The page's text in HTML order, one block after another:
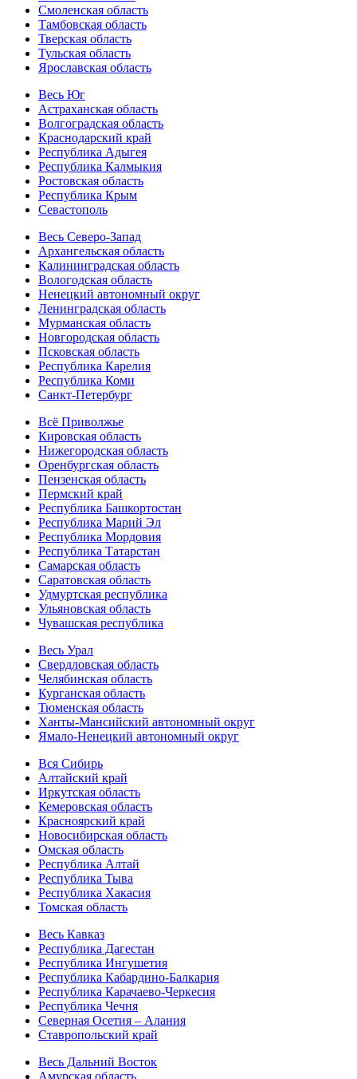
Смоленская область
Тамбовская область
Тверская область
Тульская область
Ярославская область
Весь Юг
Астраханская область
Волгоградская область
Краснодарский край
Республика Адыгея
Республика Калмыкия
Ростовская область
Республика Крым
Севастополь
Весь Северо-Запад
Архангельская область
Калининградская область
Вологодская область
Ненецкий автономный округ
Ленинградская область
Мурманская область
Новгородская область
Псковская область
Республика Карелия
Республика Коми
Санкт-Петербург
Всё Приволжье
Кировская область
Нижегородская область
Оренбургская область
Пензенская область
Пермский край
Республика Башкортостан
Республика Марий Эл
Республика Мордовия
Республика Татарстан
Самарская область
Саратовская область
Удмуртская республика
Ульяновская область
Чувашская республика
Весь Урал
Свердловская область
Челябинская область
Курганская область
Тюменская область
Ханты-Мансийский автономный округ
Ямало-Ненецкий автономный округ
Вся Сибирь
Алтайский край
Иркутская область
Кемеровская область
Красноярский край
Новосибирская область
Омская область
Республика Алтай
Республика Тыва
Республика Хакасия
Томская область
Весь Кавказ
Республика Дагестан
Республика Ингушетия
Республика Кабардино-Балкария
Республика Карачаево-Черкесия
Республика Чечня
Северная Осетия – Алания
Ставропольский край
Весь Дальний Восток
Амурская область